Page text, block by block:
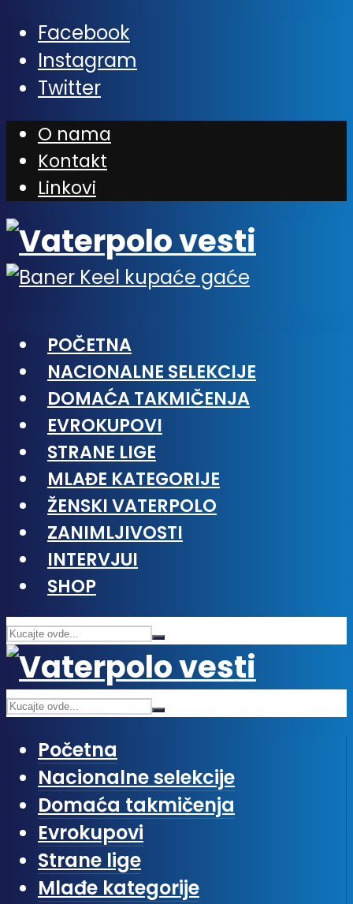
Facebook
Instagram
Twitter
O nama
Kontakt
Linkovi
POČETNA
NACIONALNE SELEKCIJE
DOMAĆA TAKMIČENJA
EVROKUPOVI
STRANE LIGE
MLAĐE KATEGORIJE
ŽENSKI VATERPOLO
ZANIMLJIVOSTI
INTERVJUI
SHOP
Početna
Nacionalne selekcije
Domaća takmičenja
Evrokupovi
Strane lige
Mlađe kategorije